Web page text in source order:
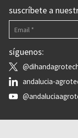
suscríbete a
síguenos:
andalucia-